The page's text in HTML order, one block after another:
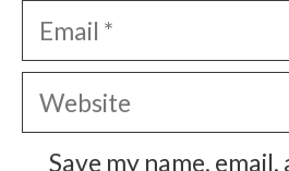
Email
Website
Save my name,